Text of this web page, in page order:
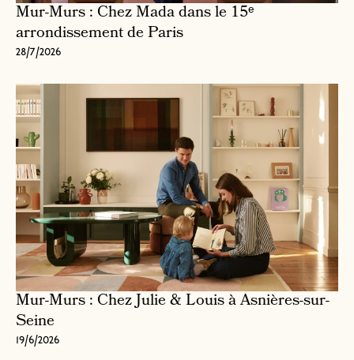
Mur-Murs : Chez Mada dans le 15ᵉ
arrondissement de Paris
28/7/2026
Mur-Murs : Chez Julie & Louis à Asnières-sur-
Seine
19/6/2026